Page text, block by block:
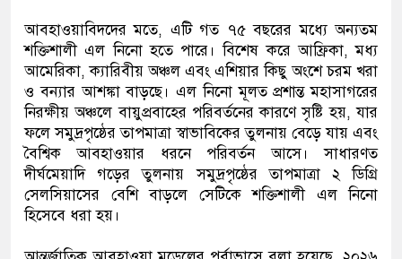
আবহাওয়াবিদদের মতে, এটি গত ৭৫ বছরের মধ্যে অন্যতম
শক্তিশালী এল নিনো হতে পারে। বিশেষ করে আফ্রিকা, মধ্য
আমেরিকা, ক্যারিবীয় অঞ্চল এবং এশিয়ার কিছু অংশে চরম খরা
ও বন্যার আশঙ্কা বাড়ছে। এল নিনো মূলত প্রশান্ত মহাসাগরের
নিরক্ষীয় অঞ্চলে বায়ুপ্রবাহের পরিবর্তনের কারণে সৃষ্টি হয়, যার
ফলে সমুদ্রপৃষ্ঠের তাপমাত্রা স্বাভাবিকের তুলনায় বেড়ে যায় এবং
বৈশ্বিক আবহাওয়ার ধরনে পরিবর্তন আসে। সাধারণত
দীর্ঘমেয়াদি গড়ের তুলনায় সমুদ্রপৃষ্ঠের তাপমাত্রা ২ ডিগ্রি
সেলসিয়াসের বেশি বাড়লে সেটিকে শক্তিশালী এল নিনো
হিসেবে ধরা হয়।